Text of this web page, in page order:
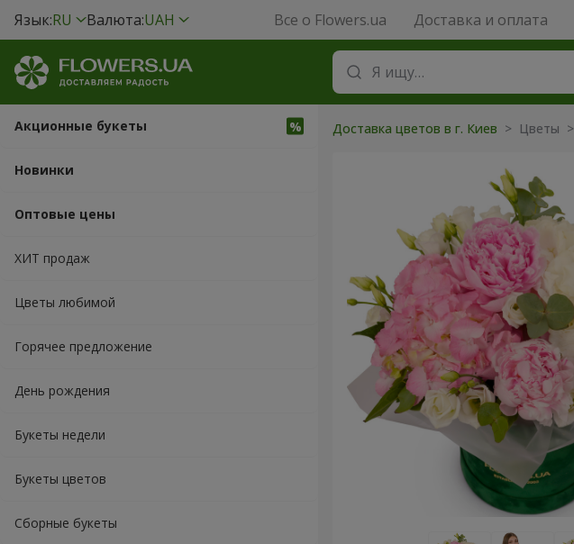
Язык:RU Валюта:UAH Все о Flowers.ua Доставка и оплата
Акционные букеты
Новинки
Оптовые цены
ХИТ продаж
Цветы любимой
Горячее предложение
День рождения
Букеты недели
Букеты цветов
Сборные букеты
Доставка цветов в г. Киев > Цветы >